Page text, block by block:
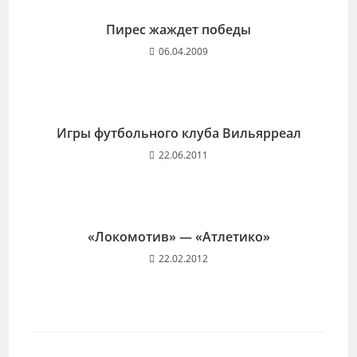
Пирес жаждет победы
06.04.2009
Игры футбольного клуба Вильярреал
22.06.2011
«Локомотив» — «Атлетико»
22.02.2012